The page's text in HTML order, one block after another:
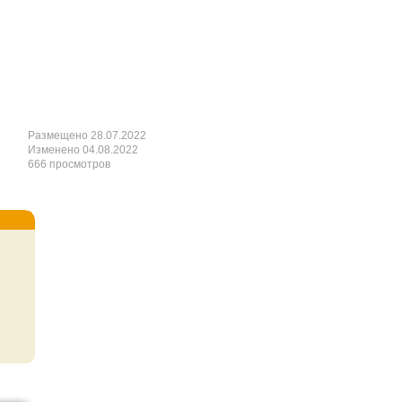
Размещено 28.07.2022
Изменено 04.08.2022
666 просмотров